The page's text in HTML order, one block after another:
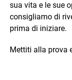
sua vita e le sue
consigliamo di
prima di iniziare.
Mettiti alla prova